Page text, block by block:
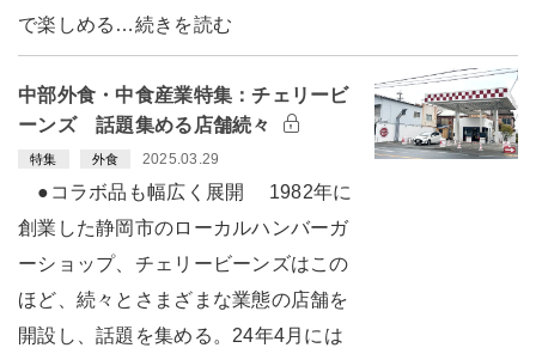
で楽しめる…続きを読む
中部外食・中食産業特集：チェリービ
ーンズ 話題集める店舗続々
特集 外食 2025.03.29
●コラボ品も幅広く展開 1982年に
創業した静岡市のローカルハンバーガ
ーショップ、チェリービーンズはこの
ほど、続々とさまざまな業態の店舗を
開設し、話題を集める。24年4月には